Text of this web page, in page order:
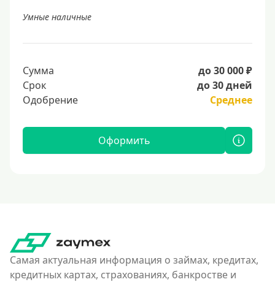
Умные наличные
Сумма
до 30 000 ₽
Срок
до 30 дней
Одобрение
Среднее
Оформить
Самая актуальная информация о займах, кредитах,
кредитных картах, страхованиях, банкростве и